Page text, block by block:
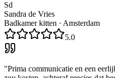
Sd
Sandra de Vries
Badkamer kitten · Amsterdam
5.0
"Prima communicatie en een